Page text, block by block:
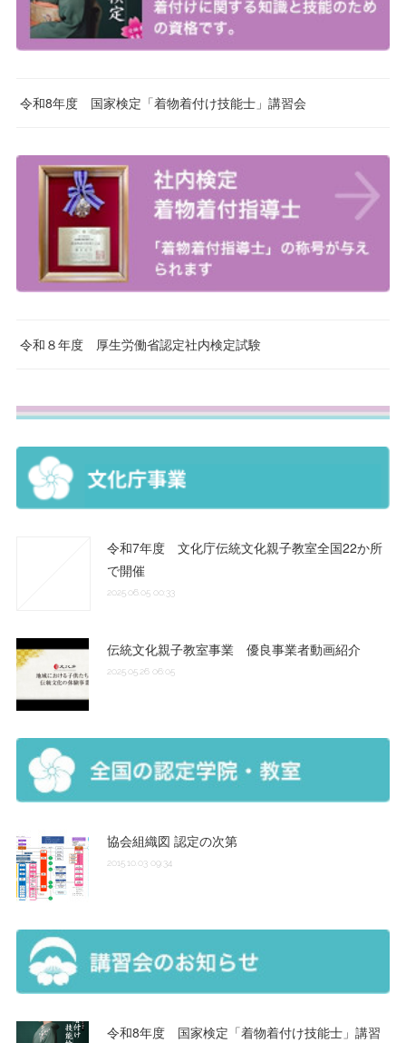
令和8年度 国家検定「着物着付け技能士」講習会
令和８年度 厚生労働省認定社内検定試験
令和7年度 文化庁伝統文化親子教室全国22か所
で開催
2025.06.05 00:33
伝統文化親子教室事業 優良事業者動画紹介
2025.05.26 06:05
協会組織図 認定の次第
2015.10.03 09:34
令和8年度 国家検定「着物着付け技能士」講習